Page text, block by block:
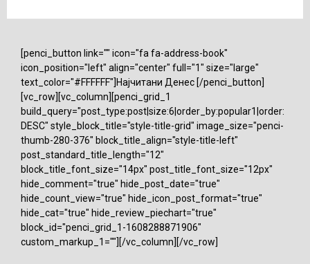
[penci_button link="" icon="fa fa-address-book"
icon_position="left" align="center" full="1" size="large"
text_color="#FFFFFF"]Најчитани Денес [/penci_button]
[vc_row][vc_column][penci_grid_1
build_query="post_type:post|size:6|order_by:popular1|order:
DESC" style_block_title="style-title-grid" image_size="penci-
thumb-280-376" block_title_align="style-title-left"
post_standard_title_length="12"
block_title_font_size="14px" post_title_font_size="12px"
hide_comment="true" hide_post_date="true"
hide_count_view="true" hide_icon_post_format="true"
hide_cat="true" hide_review_piechart="true"
block_id="penci_grid_1-1608288871906"
custom_markup_1=""][/vc_column][/vc_row]